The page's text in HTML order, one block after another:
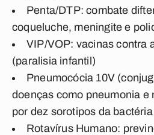
Penta/DTP: combate
coqueluche, meningite e
VIP/VOP: vacinas contra
(paralisia infantil)
Pneumocócia 10V
doenças como pneumonia e
por dez sorotipos da
Rotavírus Humano: